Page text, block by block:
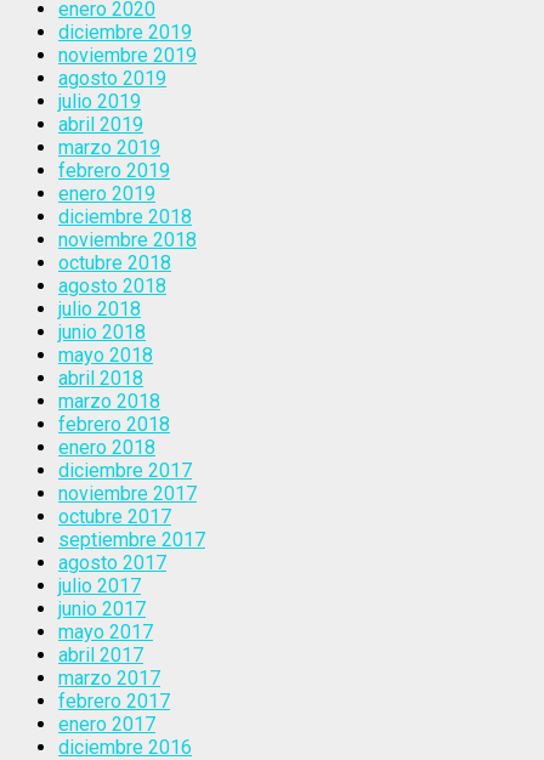
enero 2020
diciembre 2019
noviembre 2019
agosto 2019
julio 2019
abril 2019
marzo 2019
febrero 2019
enero 2019
diciembre 2018
noviembre 2018
octubre 2018
agosto 2018
julio 2018
junio 2018
mayo 2018
abril 2018
marzo 2018
febrero 2018
enero 2018
diciembre 2017
noviembre 2017
octubre 2017
septiembre 2017
agosto 2017
julio 2017
junio 2017
mayo 2017
abril 2017
marzo 2017
febrero 2017
enero 2017
diciembre 2016